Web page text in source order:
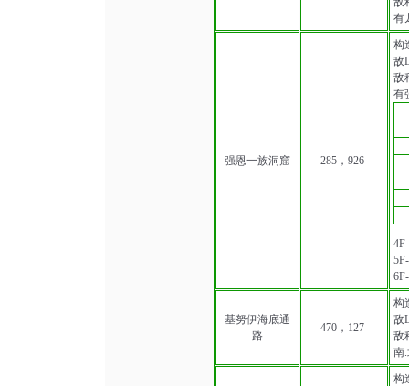
有
强恩一族洞窟 285，926
构
敌
敌
有
基努伊海底通
路
470，127
构
敌
敌
南
构